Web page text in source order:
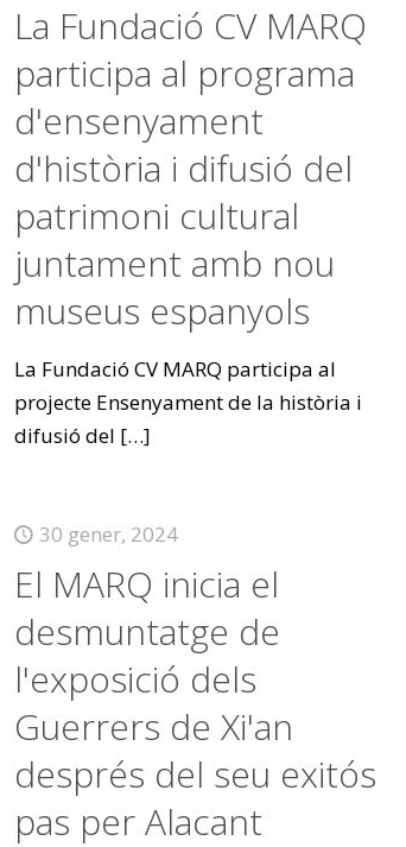
La Fundació CV MARQ
participa al programa
d'ensenyament
d'història i difusió del
patrimoni cultural
juntament amb nou
museus espanyols
La Fundació CV MARQ participa al
projecte Ensenyament de la història i
difusió del […]
30 gener, 2024
El MARQ inicia el
desmuntatge de
l'exposició dels
Guerrers de Xi'an
després del seu exitós
pas per Alacant